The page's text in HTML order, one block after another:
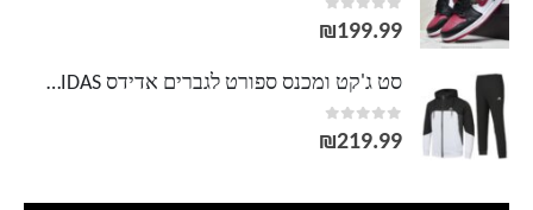
0
out of 5
₪199.99
סט ג'קט ומכנס ספורט לגברים אדידס ADIDAS
0
out of 5
₪219.99